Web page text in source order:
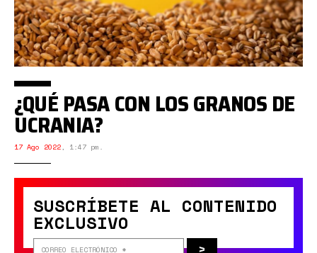
SUSCRÍBETE AL CONTENIDO
EXCLUSIVO
>
¿QUÉ PASA CON LOS GRANOS DE
UCRANIA?
17 Ago 2022, 1:47 pm.